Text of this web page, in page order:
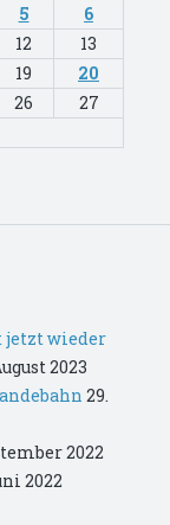
5
6
12
13
19
20
26
27
jetzt wieder
2023
29.
2022
2022